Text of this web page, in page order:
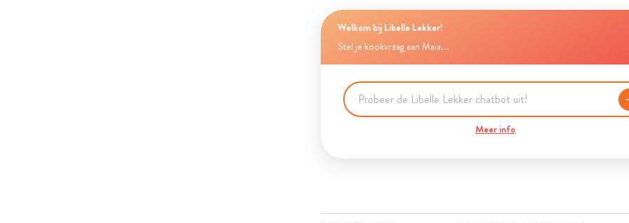
Welkom bij Libelle Lekker!
Stel je kookvraag aan Maia...
Meer info